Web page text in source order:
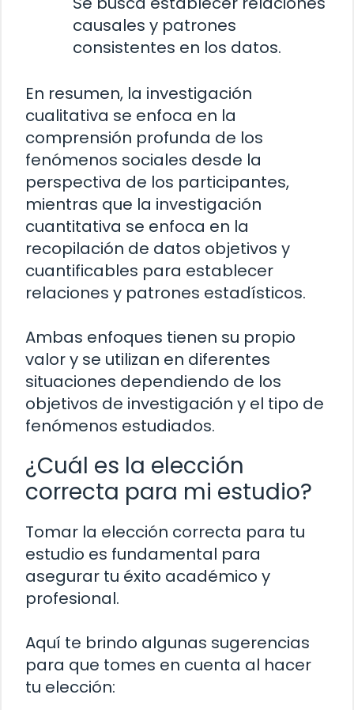
causales y patrones
consistentes en los datos.
En resumen, la investigación
cualitativa se enfoca en la
comprensión profunda de los
fenómenos sociales desde la
perspectiva de los participantes,
mientras que la investigación
cuantitativa se enfoca en la
recopilación de datos objetivos y
cuantificables para establecer
relaciones y patrones estadísticos.
Ambas enfoques tienen su propio
valor y se utilizan en diferentes
situaciones dependiendo de los
objetivos de investigación y el tipo de
fenómenos estudiados.
¿Cuál es la elección
correcta para mi estudio?
Tomar la elección correcta para tu
estudio es fundamental para
asegurar tu éxito académico y
profesional.
Aquí te brindo algunas sugerencias
para que tomes en cuenta al hacer
tu elección: